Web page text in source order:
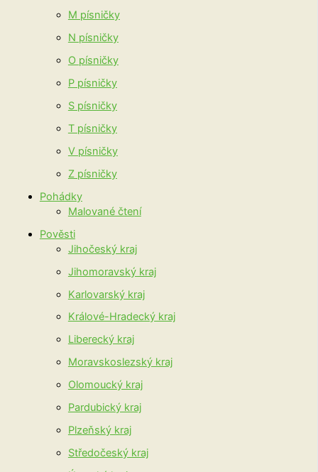
M písničky
N písničky
O písničky
P písničky
S písničky
T písničky
V písničky
Z písničky
Pohádky
Malované čtení
Pověsti
Jihočeský kraj
Jihomoravský kraj
Karlovarský kraj
Králové-Hradecký kraj
Liberecký kraj
Moravskoslezský kraj
Olomoucký kraj
Pardubický kraj
Plzeňský kraj
Středočeský kraj